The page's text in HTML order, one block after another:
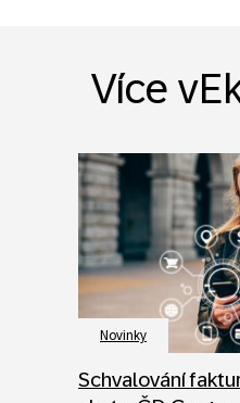
Více
Novinky
Schvalování